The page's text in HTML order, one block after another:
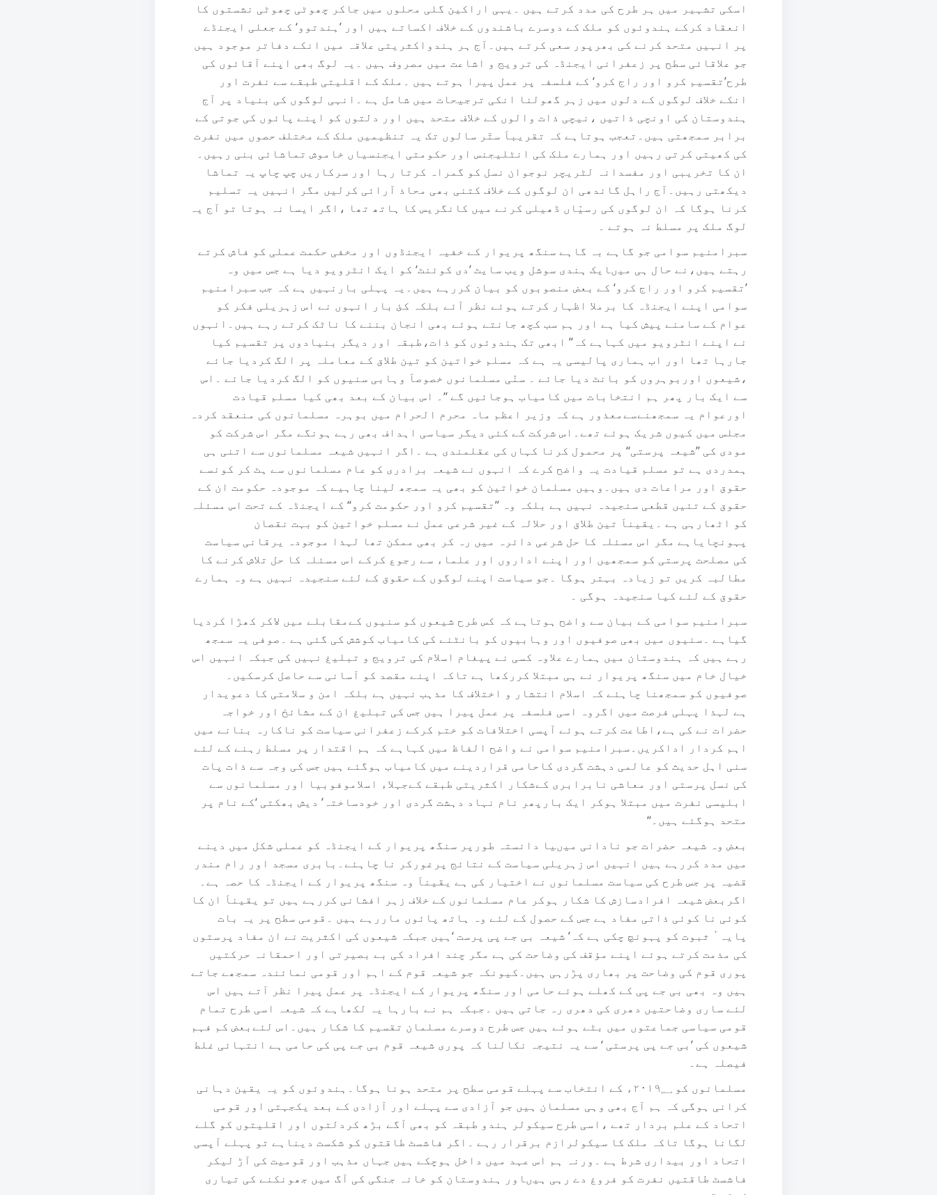
اسکی تشہیر میں ہر طرح کی مدد کرتے ہیں ۔یہی اراکین گلی محلوں میں جاکر چھوٹی چھوٹی نشستوں کا
انعقاد کرکے ہندوئوں کو ملک کے دوسرے باشندوں کے خلاف اکساتے ہیں اور ’ہندتوو‘ کے جعلی ایجنڈے
پر انہیں متحد کرنے کی بھرپور سعی کرتے ہیں۔آج ہر ہندواکثریتی علاقہ میں انکے دفاتر موجود ہیں
جو علاقائی سطح پر زعفرانی ایجنڈہ کی ترویج و اشاعت میں مصروف ہیں ۔یہ لوگ بھی اپنے آقائوں کی
طرح’تقسیم کرو اور راج کرو‘ کے فلسفہ پر عمل پیرا ہوتے ہیں ۔ملک کے اقلیتی طبقے سے نفرت اور
انکے خلاف لوگوں کے دلوں میں زہر گھولنا انکی ترجیحات میں شامل ہے ۔انہی لوگوں کی بنیاد پر آج
ہندوستان کی اونچی ذاتیں ،نیچی ذات والوں کے خلاف متحد ہیں اور دلتوں کو اپنے پائوں کی جوتی کے
برابر سمجھتی ہیں۔تعجب ہوتاہے کہ تقریباَ ستّر سالوں تک یہ تنظیمیں ملک کے مختلف حصوں میں نفرت
کی کھیتی کرتی رہیں اور ہمارے ملک کی انٹلیجنس اور حکومتی ایجنسیاں خاموش تماشائی بنی رہیں۔
ان کا تخریبی اور مفسدانہ لٹریچر نوجوان نسل کو گمراہ کرتا رہا اور سرکاریں چپ چاپ یہ تماشا
دیکھتی رہیں۔آج راہل گاندھی ان لوگوں کے خلاف کتنی بھی محاذ آرائی کرلیں مگر انہیں یہ تسلیم
کرنا ہوگا کہ ان لوگوں کی رسیّاں ڈھیلی کرنے میں کانگریس کا ہاتھ تھا ،اگر ایسا نہ ہوتا تو آج یہ
لوگ ملک پر مسلط نہ ہوتے ۔
سبرامنیم سوامی جو گاہے بہ گاہے سنگھ پریوار کے خفیہ ایجنڈوں اور مخفی حکمت عملی کو فاش کرتے
رہتے ہیں،نے حال ہی میںایک ہندی سوشل ویب سایٹ ’دی کوئنٹ‘ کو ایک انٹرویو دیا ہے جس میں وہ
’تقسیم کرو اور راج کرو‘ کے بعض منصوبوں کو بیان کررہے ہیں۔یہ پہلی بارنہیں ہے کہ جب سبرامنیم
سوامی اپنے ایجنڈہ کا برملا اظہار کرتے ہوئے نظر آئے بلکہ کئ بار انہوں نے اس زہریلی فکر کو
عوام کے سامنے پیش کیا ہے اور ہم سب کچھ جانتے ہوئے بھی انجان بننے کا ناٹک کرتے رہے ہیں۔انہوں
نے اپنے انٹرویو میں کہاہے کہ’’ ابھی تک ہندوئوں کو ذات،طبقہ اور دیگر بنیادوں پر تقسیم کیا
جارہا تھا اور اب ہماری پالیسی یہ ہے کہ مسلم خواتین کو تین طلاق کے معاملہ پر الگ کردیا جائے
،شیعوں اوربوہروں کو بانٹ دیا جائے ۔ سنّی مسلمانوں خصوصاَ وہابی سنیوں کو الگ کردیا جائے ۔اس
سے ایک بار پھر ہم انتخابات میں کامیاب ہوجائیں گے ‘‘۔ اس بیان کے بعد بھی کیا مسلم قیادت
اورعوام یہ سمجھنےسےمعذور ہے کہ وزیر اعظم ماہ محرم الحرام میں بوہرہ مسلمانوں کی منعقد کردہ
مجلس میں کیوں شریک ہوئے تھے۔اس شرکت کے کئی دیگر سیاسی اہداف بھی رہے ہونگے مگر اس شرکت کو
مودی کی ’’شیعہ پرستی‘‘ پر محمول کرنا کہاں کی عقلمندی ہے ۔اگر انہیں شیعہ مسلمانوں سے اتنی ہی
ہمدردی ہے تو مسلم قیادت یہ واضح کرے کہ انہوں نے شیعہ برادری کو عام مسلمانوں سے ہٹ کر کونسے
حقوق اور مراعات دی ہیں۔وہیں مسلمان خواتین کو بھی یہ سمجھ لینا چاہیے کہ موجودہ حکومت ان کے
حقوق کے تئیں قطعی سنجیدہ نہیں ہے بلکہ وہ ’’تقسیم کرو اور حکومت کرو‘‘ کے ایجنڈہ کے تحت اس مسئلہ
کو اٹھارہی ہے ۔یقیناَ تین طلاق اور حلالہ کے غیر شرعی عمل نے مسلم خواتین کو بہت نقصان
پہونچایاہے مگر اس مسئلہ کا حل شرعی دائرہ میں رہ کر بھی ممکن تھا لہذا موجودہ یرقانی سیاست
کی مصلحت پرستی کو سمجھیں اور اپنے اداروں اور علماء سے رجوع کرکے اس مسئلہ کا حل تلاش کرنے کا
مطالبہ کریں تو زیادہ بہتر ہوگا ۔جو سیاست اپنے لوگوں کے حقوق کے لئے سنجیدہ نہیں ہے وہ ہمارے
حقوق کے لئے کیا سنجیدہ ہوگی ۔
سبرامنیم سوامی کے بیان سے واضح ہوتاہے کہ کس طرح شیعوں کو سنیوں کےمقابلے میں لاکر کھڑا کردیا
گیاہے ۔سنیوں میں بھی صوفیوں اور وہابیوں کو بانٹنے کی کامیاب کوشش کی گئی ہے ۔صوفی یہ سمجھ
رہے ہیں کہ ہندوستان میں ہمارے علاوہ کسی نے پیغام اسلام کی ترویج و تبلیغ نہیں کی جبکہ انہیں اس
خیال خام میں سنگھ پریوار نے ہی مبتلا کررکھا ہے تاکہ اپنے مقصد کو آسانی سے حاصل کرسکیں۔
صوفیوں کو سمجھنا چاہئے کہ اسلام انتشار و اختلاف کا مذہب نہیں ہے بلکہ امن و سلامتی کا دعویدار
ہے لہذا پہلی فرصت میں اگروہ اسی فلسفہ پر عمل پیرا ہیں جس کی تبلیغ ان کے مشائخ اور خواجہ
حضرات نے کی ہے،اطاعت کرتے ہوئے آپسی اختلافات کو ختم کرکے زعفرانی سیاست کو ناکارہ بنانے میں
اہم کردار اداکریں۔سبرامنیم سوامی نے واضح الفاظ میں کہاہے کہ ہم اقتدار پر مسلط رہنے کے لئے
سنی اہل حدیث کو عالمی دہشت گردی کاحامی قراردینے میں کامیاب ہوگئے ہیں جس کی وجہ سے ذات پات
کی نسل پرستی اور معاشی نابرابری کےشکار اکثریتی طبقے کےجہلاء اسلاموفوبیا اور مسلمانوں سے
ابلیسی نفرت میں مبتلا ہوکر ایک بارپھر نام نہاد دہشت گردی اور خودساختہ’ دیش بھکتی ‘کے نام پر
متحد ہوگئے ہیں۔‘‘
بعض وہ شیعہ حضرات جو نادانی میںیا دانستہ طورپر سنگھ پریوار کے ایجنڈہ کو عملی شکل میں دینے
میں مدد کررہے ہیں انہیں اس زہریلی سیاست کے نتائج پرغورکر نا چاہئے۔بابری مسجد اور رام مندر
قضیہ پر جس طرح کی سیاست مسلمانوں نے اختیار کی ہے یقیناَ وہ سنگھ پریوار کے ایجنڈہ کا حصہ ہے۔
اگربعض شیعہ افرادسازش کا شکار ہوکر عام مسلمانوں کے خلاف زہر افشانی کررہے ہیں تو یقیناَ ان کا
کوئی نا کوئی ذاتی مفاد ہے جس کے حصول کے لئے وہ ہاتھ پائوں ماررہے ہیں ۔قومی سطح پر یہ بات
پایہ ٔ ثبوت کو پہونچ چکی ہے کہ’ شیعہ بی جے پی پرست ‘ہیں جبکہ شیعوں کی اکثریت نے ان مفاد پرستوں
کی مذمت کرتے ہوئے اپنے مؤقف کی وضاحت کی ہے مگر چند افراد کی بے بصیرتی اور احمقانہ حرکتیں
پوری قوم کی وضاحت پر بھاری پڑرہی ہیں۔کیونکہ جو شیعہ قوم کے اہم اور قومی نمائندہ سمجھے جاتے
ہیں وہ بھی بی جے پی کے کھلے ہوئے حامی اور سنگھ پریوار کے ایجنڈہ پر عمل پیرا نظر آتے ہیں اس
لئے ساری وضاحتیں دھری کی دھری رہ جاتی ہیں ۔جبکہ ہم نے بارہا یہ لکھاہے کہ شیعہ اسی طرح تمام
قومی سیاسی جماعتوں میں بٹے ہوئے ہیں جس طرح دوسرے مسلمان تقسیم کا شکار ہیں۔اس لئےبعض کم فہم
شیعوں کی ’بی جے پی پرستی ‘ سے یہ نتیجہ نکالنا کہ پوری شیعہ قوم بی جے پی کی حامی ہے انتہائی غلط
فیصلہ ہے۔
مسلمانوں کو ۲۰۱۹؁ء کے انتخاب سے پہلے قومی سطح پر متحد ہونا ہوگا۔ہندوئوں کو یہ یقین دہانی
کرانی ہوگی کہ ہم آج بھی وہی مسلمان ہیں جو آزادی سے پہلے اور آزادی کے بعد یکجہتی اور قومی
اتحاد کے علم بردار تھے ،اسی طرح سیکولر ہندو طبقہ کو بھی آگے بڑھ کردلتوں اور اقلیتوں کو گلے
لگانا ہوگا تاکہ ملک کا سیکولرازم برقرار رہے ۔اگر فاشسٹ طاقتوں کو شکست دیناہے تو پہلے آپسی
اتحاد اور بیداری شرط ہے ۔ورنہ ہم اس عہد میں داخل ہوچکے ہیں جہاں مذہب اور قومیت کی آڑ لیکر
فاشسٹ طاقتیں نفرت کو فروغ دے رہی ہیںاور ہندوستان کو خانہ جنگی کی آگ میں جھونکنے کی تیاری